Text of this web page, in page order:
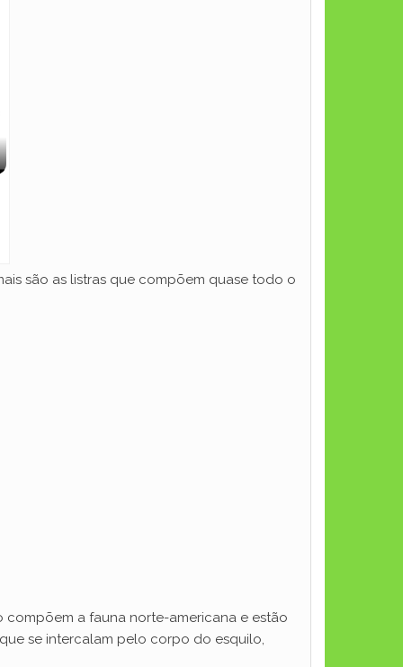
são as listras que compõem quase todo o
compõem a fauna norte-americana e estão
se intercalam pelo corpo do esquilo,